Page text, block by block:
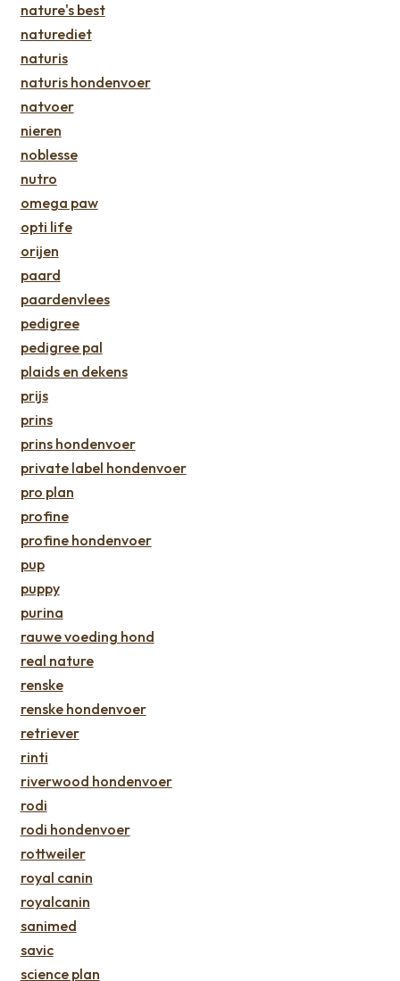
nature's best
naturediet
naturis
naturis hondenvoer
natvoer
nieren
noblesse
nutro
omega paw
opti life
orijen
paard
paardenvlees
pedigree
pedigree pal
plaids en dekens
prijs
prins
prins hondenvoer
private label hondenvoer
pro plan
profine
profine hondenvoer
pup
puppy
purina
rauwe voeding hond
real nature
renske
renske hondenvoer
retriever
rinti
riverwood hondenvoer
rodi
rodi hondenvoer
rottweiler
royal canin
royalcanin
sanimed
savic
science plan